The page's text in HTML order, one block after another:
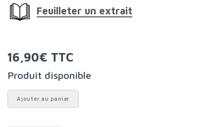
Feuilleter un extrait
16,90€ TTC
Produit disponible
Ajouter au panier